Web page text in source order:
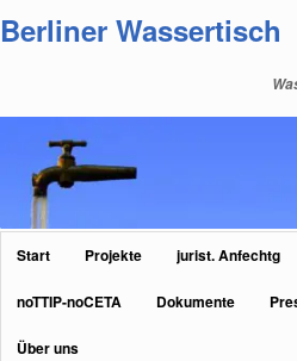
primären
Berliner Wassertisch
Hauptmenü
Start Projekte jurist. Anfechtg
noTTIP-noCETA Dokumente
Über uns